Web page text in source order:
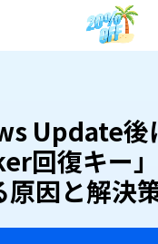
Update後
回復キー
原因と解決